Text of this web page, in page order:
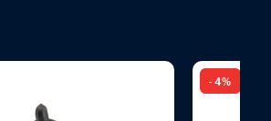
- 4%